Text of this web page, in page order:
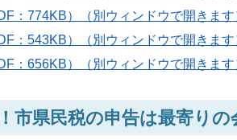
：774KB）（別ウィンドウで開きます
：543KB）（別ウィンドウで開きます
：656KB）（別ウィンドウで開きます
市県民税の申告は最寄りの